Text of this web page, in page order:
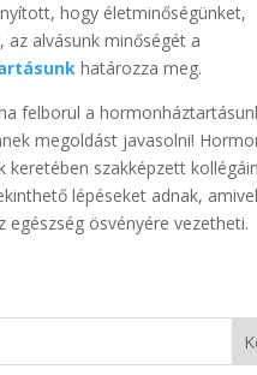
hogy életminőségünket,
az alvásunk minőségét a
határozza meg.
felborul a
megoldást javasolni!
keretében szakképzett
lépéseket adnak,
egészség ösvényére vezetheti.